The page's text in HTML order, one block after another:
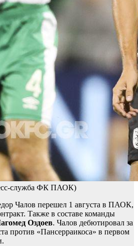
служба ФК ПАОК)
Чалов перешел 1 августа в ПАОК,
Также в составе команды
Оздоев. Чалов дебютировал за
против «Пансерраикоса» в первом